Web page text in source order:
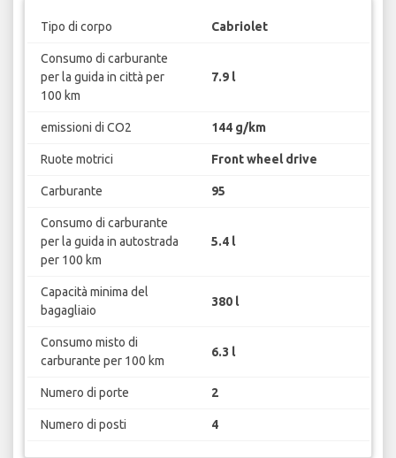
Tipo di corpo Cabriolet
Consumo di carburante
per la guida in città per
100 km
7.9 l
emissioni di CO2 144 g/km
Ruote motrici Front wheel drive
Carburante 95
Consumo di carburante
per la guida in autostrada
per 100 km
5.4 l
Capacità minima del
bagagliaio
380 l
Consumo misto di
carburante per 100 km
6.3 l
Numero di porte 2
Numero di posti 4